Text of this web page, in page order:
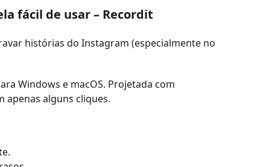
fácil de usar – Recordit
histórias do Instagram (especialmente no
Windows e macOS. Projetada com
apenas alguns cliques.